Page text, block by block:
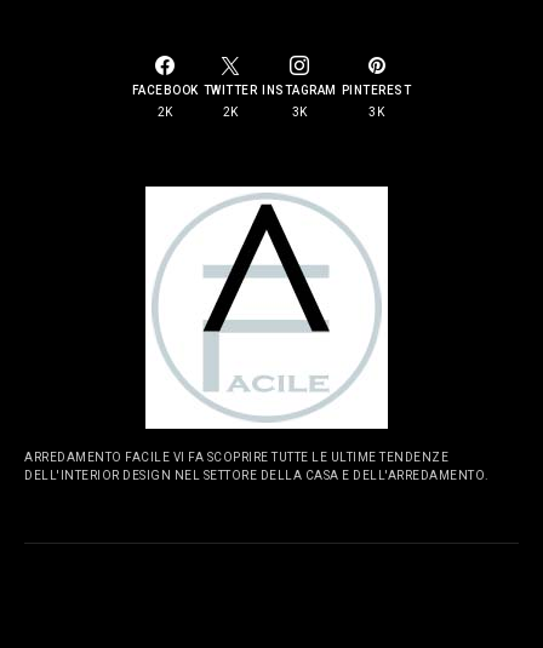
FACEBOOK
2K
TWITTER
2K
INSTAGRAM
3K
PINTEREST
3K
ARREDAMENTO FACILE VI FA SCOPRIRE TUTTE LE ULTIME TENDENZE
DELL'INTERIOR DESIGN NEL SETTORE DELLA CASA E DELL'ARREDAMENTO.